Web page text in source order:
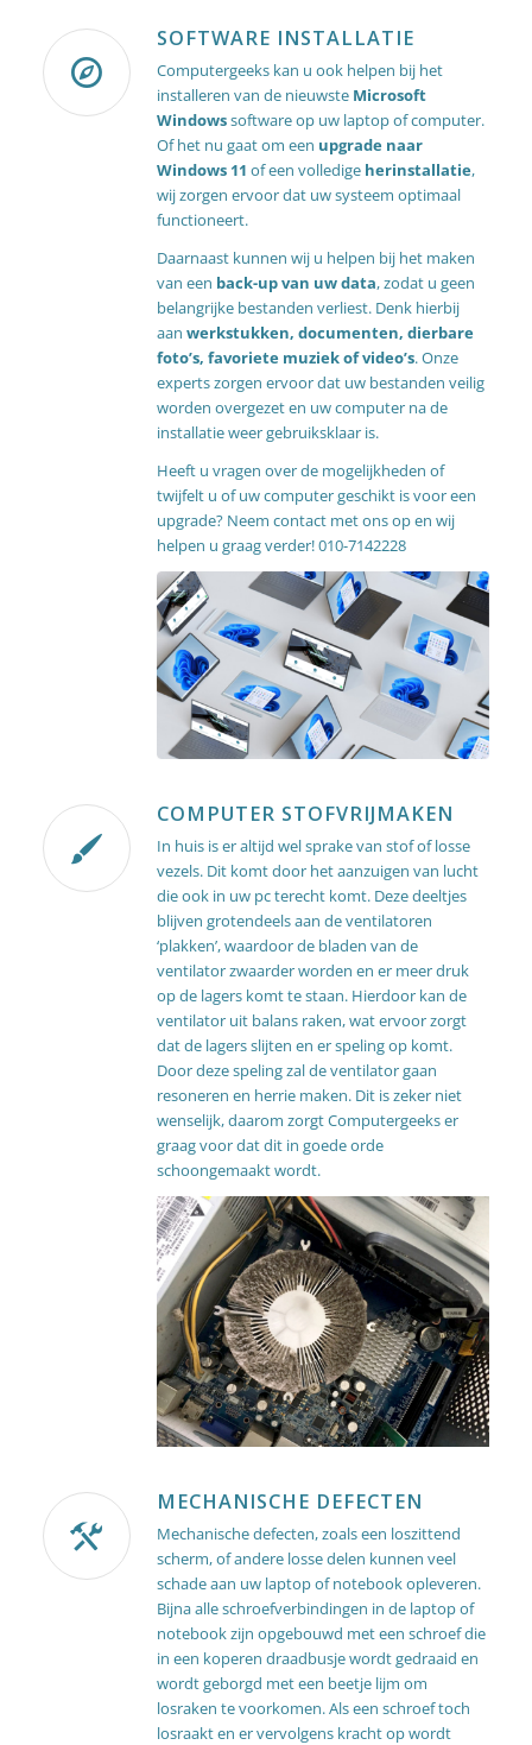
SOFTWARE INSTALLATIE
Computergeeks kan u ook helpen bij het
installeren van de nieuwste Microsoft
Windowssoftware op uw laptopof computer.
Of het nu gaat om een upgrade naar
Windows 11 of een volledige herinstallatie,
wij zorgen ervoor dat uw systeem optimaal
functioneert.
Daarnaast kunnen wij u helpen bij het maken
van een back-up van uw data, zodat u geen
belangrijke bestanden verliest. Denk hierbij
aan werkstukken, documenten, dierbare
foto’s, favoriete muziek of video’s. Onze
experts zorgen ervoor dat uw bestanden veilig
worden overgezet en uw computer na de
installatie weer gebruiksklaar is.
Heeft u vragen over de mogelijkheden of
twijfelt u of uw computer geschikt is voor een
upgrade? Neem contactmet ons op en wij
helpen u graag verder! 010-7142228
COMPUTER STOFVRIJMAKEN
In huis is er altijd wel sprake van stof of losse
vezels. Dit komt door het aanzuigen van lucht
die ook in uw pc terecht komt. Deze deeltjes
blijven grotendeels aan de ventilatoren
‘plakken’, waardoor de bladen van de
ventilator zwaarder worden en er meer druk
op de lagers komt te staan. Hierdoor kan de
ventilator uit balans raken, wat ervoor zorgt
dat de lagers slijten en er speling op komt.
Door deze speling zal de ventilator gaan
resoneren en herrie maken. Dit is zeker niet
wenselijk, daarom zorgt Computergeeks er
graag voor dat dit in goede orde
schoongemaakt wordt.
MECHANISCHE DEFECTEN
Mechanische defecten, zoals een loszittend
scherm, of andere losse delen kunnen veel
schade aan uw laptop of notebook opleveren.
Bijna alle schroefverbindingen in de laptop of
notebook zijn opgebouwd met een schroef die
in een koperen draadbusje wordt gedraaid en
wordt geborgd met een beetje lijm om
losraken te voorkomen. Als een schroef toch
losraakt en er vervolgens kracht op wordt